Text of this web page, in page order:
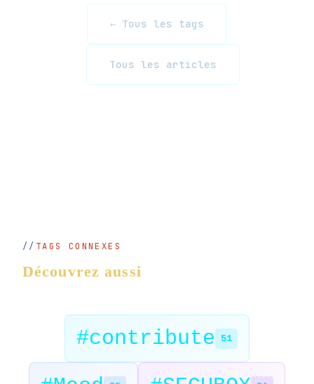
← Tous les tags
Tous les articles
TAGS CONNEXES
Découvrez aussi
#contribute 51